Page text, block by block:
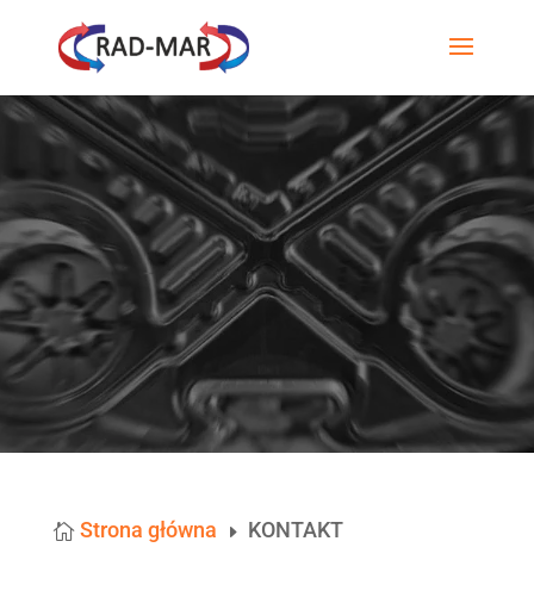
 Strona główna E KONTAKT